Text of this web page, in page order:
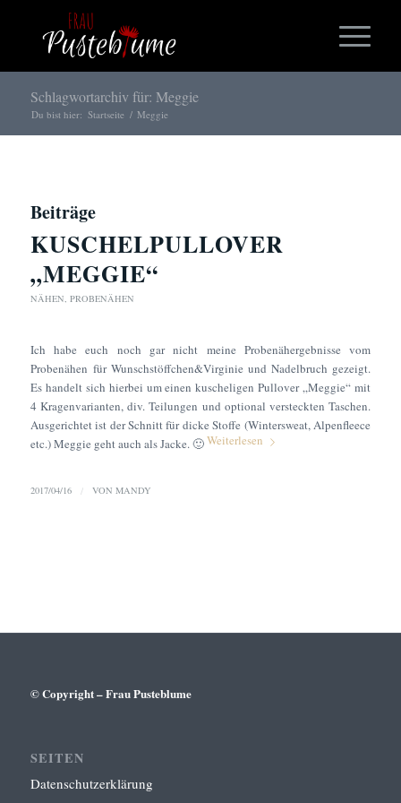
Schlagwortarchiv für: Meggie
Du bist hier: Startseite / Meggie
Beiträge
KUSCHELPULLOVER
„MEGGIE“
NÄHEN, PROBENÄHEN
Ich habe euch noch gar nicht meine Probenähergebnisse vom
Probenähen für Wunschstöffchen&Virginie und Nadelbruch gezeigt.
Es handelt sich hierbei um einen kuscheligen Pullover „Meggie“ mit
4 Kragenvarianten, div. Teilungen und optional versteckten Taschen.
Ausgerichtet ist der Schnitt für dicke Stoffe (Wintersweat, Alpenfleece
etc.) Meggie geht auch als Jacke.🙂Weiterlesen
2017/04/16 / VON MANDY
© Copyright – Frau Pusteblume
SEITEN
Datenschutzerklärung